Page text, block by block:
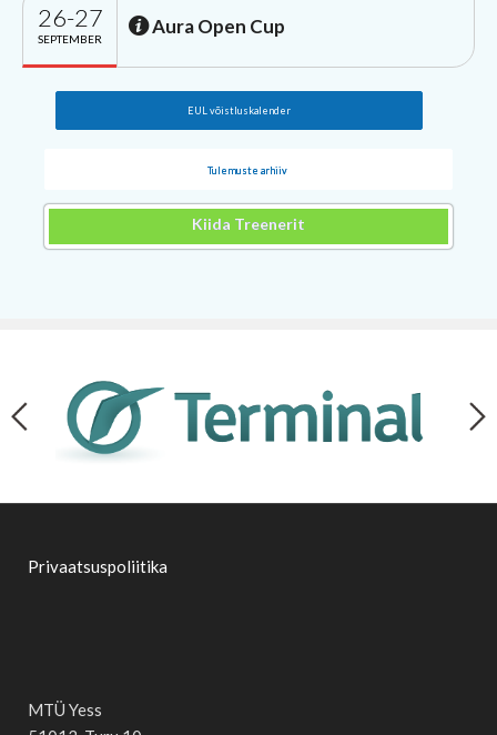
26-27
SEPTEMBER
Aura Open Cup
EUL võistluskalender
Tulemuste arhiiv
Kiida Treenerit
Privaatsuspoliitika
MTÜ Yess